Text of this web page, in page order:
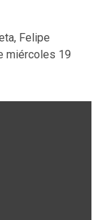
Felipe
miércoles 19